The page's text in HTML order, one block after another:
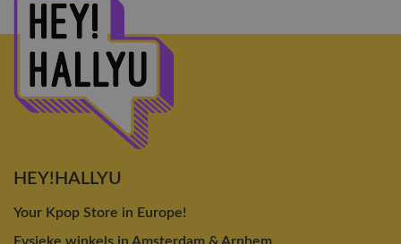
HEY!HALLYU
Your Kpop Store in Europe!
Fysieke winkels in Amsterdam & Arnhem